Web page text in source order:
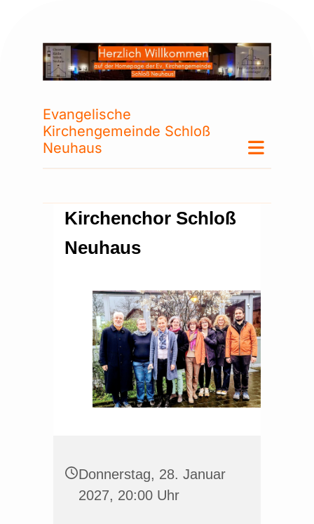
Evangelische
Kirchengemeinde Schloß
Neuhaus
Kirchenchor Schloß
Neuhaus
Donnerstag, 28. Januar
2027, 20:00 Uhr